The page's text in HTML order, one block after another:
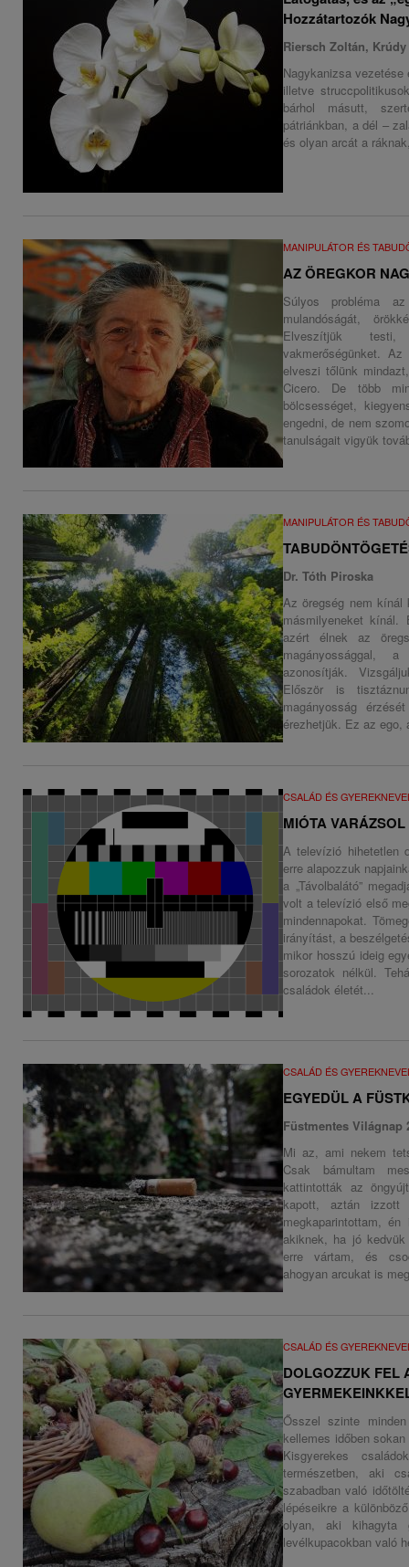
Hozzátartozók
Riersch Zoltán,
Nagykanizsa
illetve
bárhol másutt,
pátriánkban, a dél –
és olyan arcát a
MANIPULÁTOR ÉS
AZ ÖREGKOR
Súlyos probléma
mulandóságát,
Elveszítjük testi,
vakmerőségünket.
elveszi tőlünk
Cicero. De több
bölcsességet,
engedni, de nem
tanulságait vigyük
MANIPULÁTOR ÉS
Dr. Tóth Piroska
Az öregség nem kínál
másmilyeneket kínál.
azért élnek az
magányossággal,
azonosítják.
Először is
magányosság
érezhetjük. Ez az ego,
CSALÁD ÉS
MIÓTA
A televízió hihetetlen
erre alapozzuk
a „Távolbalátó”
volt a televízió első
mindennapokat.
irányítást, a
mikor hosszú ideig
sorozatok nélkül.
családok életét...
CSALÁD ÉS
EGYEDÜL A
Füstmentes Világnap
Mi az, ami nekem
Csak bámultam
kattintották az
kapott, aztán izzott
megkaparintottam,
akiknek, ha jó
erre vártam, és
ahogyan arcukat is
CSALÁD ÉS
DOLGOZZUK FEL
Ősszel szinte
kellemes időben
Kisgyerekes
természetben, aki
szabadban való
lépéseikre a
olyan, aki kihagyta
levélkupacokban való